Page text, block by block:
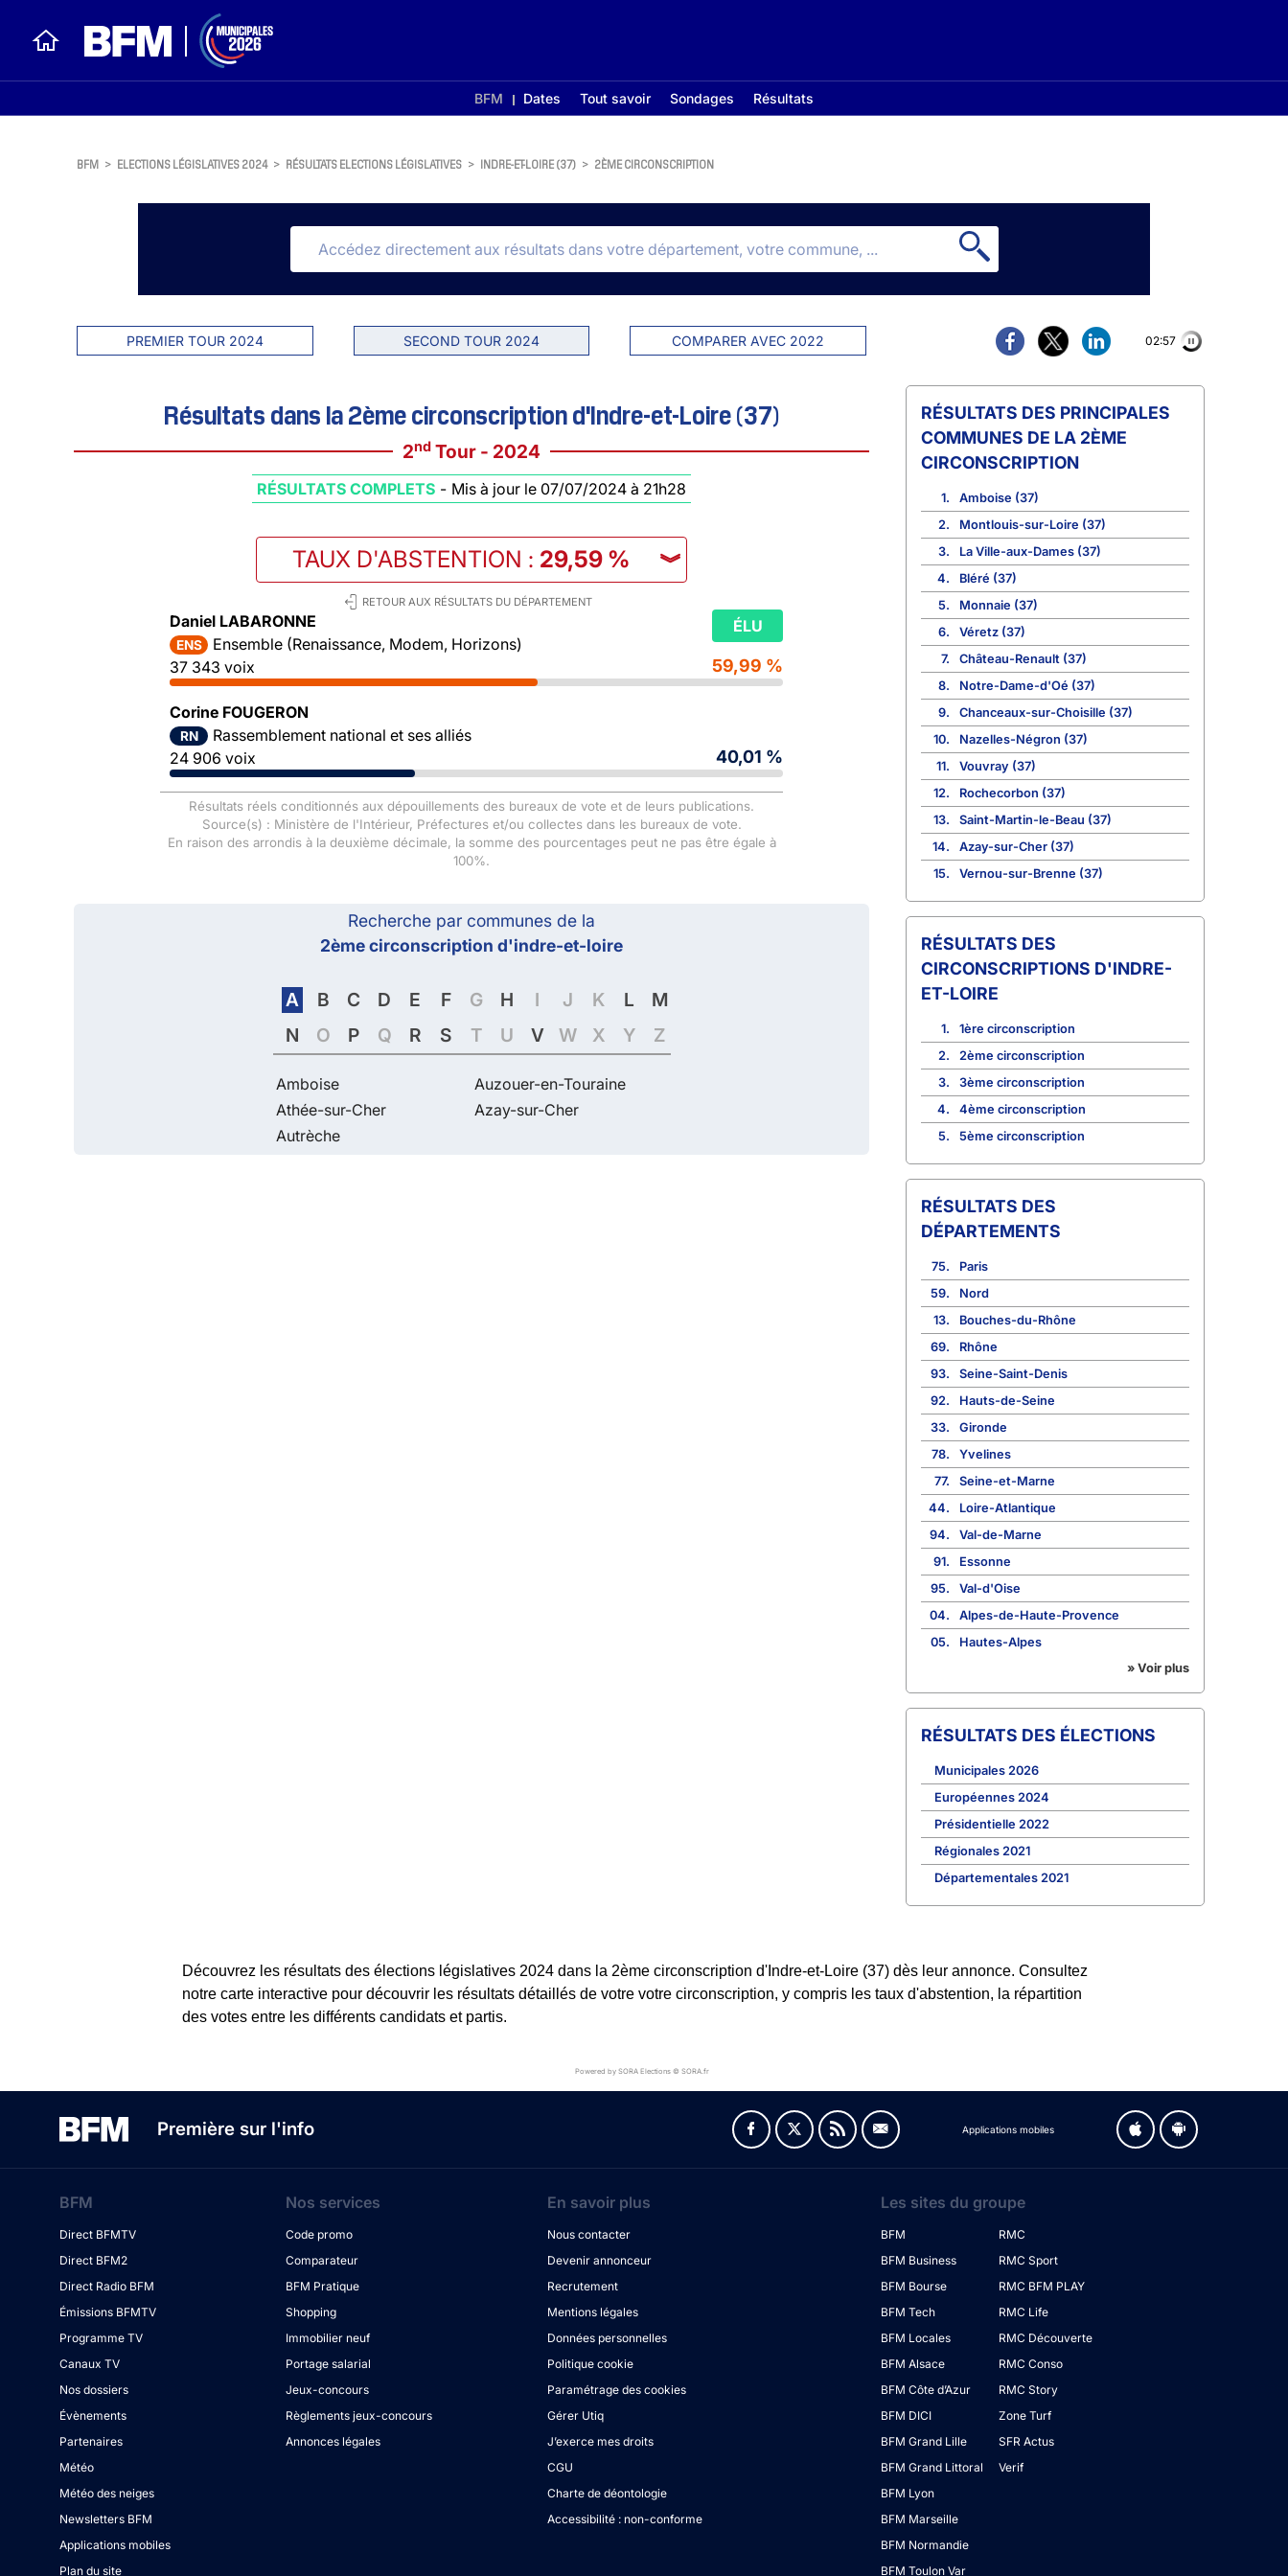
BFM Dates Tout savoir Sondages Résultats
BFM > ELECTIONS LÉGISLATIVES 2024 > RÉSULTATS ELECTIONS LÉGISLATIVES > INDRE-ET-LOIRE (37) > 2ÈME CIRCONSCRIPTION
PREMIER TOUR 2024 SECOND TOUR 2024 COMPARER AVEC 2022 02:56
Résultats dans la 2ème circonscription d'Indre-et-Loire (37)
2nd Tour - 2024
RÉSULTATS COMPLETS - Mis à jour le 07/07/2024 à 21h28
TAUX D'ABSTENTION : 29,59 % ︾
RETOUR AUX RÉSULTATS DU DÉPARTEMENT
Daniel LABARONNE
ENS
Ensemble (Renaissance, Modem, Horizons)
37 343 voix
ÉLU
59,99 %
Corine FOUGERON
RN
Rassemblement national et ses alliés
24 906 voix
40,01 %
Résultats réels conditionnés aux dépouillements des bureaux de vote et de leurs publications.
Source(s) : Ministère de l'Intérieur, Préfectures et/ou collectes dans les bureaux de vote.
En raison des arrondis à la deuxième décimale, la somme des pourcentages peut ne pas être égale à
100%.
Recherche par communes de la
2ème circonscription d'indre-et-loire
A B C D E F G H I J K L
M
N
O P Q R S T U V W X Y Z
Amboise
Athée-sur-Cher
Autrèche
Auzouer-en-Touraine
Azay-sur-Cher
PRINCIPALES
COMMUNES DE LA 2ÈME
CIRCONSCRIPTION
1.
Amboise (37)
2.
Montlouis-sur-Loire (37)
3.
La Ville-aux-Dames (37)
4.
Bléré (37)
5.
Monnaie (37)
6.
Véretz (37)
7.
Château-Renault (37)
8.
Notre-Dame-d'Oé (37)
9.
Chanceaux-sur-Choisille (37)
10.
Nazelles-Négron (37)
11.
Vouvray (37)
12.
Rochecorbon (37)
13.
Saint-Martin-le-Beau (37)
14.
Azay-sur-Cher (37)
15.
Vernou-sur-Brenne (37)
CIRCONSCRIPTIONS D'INDRE-
ET-LOIRE
1.
1ère circonscription
2.
2ème circonscription
3.
3ème circonscription
4.
4ème circonscription
5.
5ème circonscription
RÉSULTATS DES
DÉPARTEMENTS
75.
Paris
59.
Nord
13.
Bouches-du-Rhône
69.
Rhône
93.
Seine-Saint-Denis
92.
Hauts-de-Seine
33.
Gironde
78.
Yvelines
77.
Seine-et-Marne
44.
Loire-Atlantique
94.
Val-de-Marne
91.
Essonne
95.
Val-d'Oise
04.
Alpes-de-Haute-Provence
05.
Hautes-Alpes
» Voir plus
RÉSULTATS DES ÉLECTIONS
Municipales 2026
Européennes 2024
Présidentielle 2022
Régionales 2021
Départementales 2021
Découvrez les résultats des élections législatives 2024 dans la 2ème circonscription d'Indre-et-Loire (37) dès leur annonce. Consultez
notre carte interactive pour découvrir les résultats détaillés de votre votre circonscription, y compris les taux d'abstention, la répartition
des votes entre les différents candidats et partis.
Powered by SORA Elections © SORA.fr
Première sur l'info Applications mobiles
BFM
Direct BFMTV
Direct BFM2
Direct Radio BFM
Émissions BFMTV
Programme TV
Canaux TV
Nos dossiers
Évènements
Partenaires
Météo
Météo des neiges
Newsletters BFM
Applications mobiles
Plan du site
Nos services
Code promo
Comparateur
BFM Pratique
Shopping
Immobilier neuf
Portage salarial
Jeux-concours
Règlements jeux-concours
Annonces légales
En savoir plus
Nous contacter
Devenir annonceur
Recrutement
Mentions légales
Données personnelles
Politique cookie
Paramétrage des cookies
Gérer Utiq
J’exerce mes droits
CGU
Charte de déontologie
Accessibilité : non-conforme
Les sites du groupe
BFM
BFM Business
BFM Bourse
BFM Tech
BFM Locales
BFM Alsace
BFM Côte d’Azur
BFM DICI
BFM Grand Lille
BFM Grand Littoral
BFM Lyon
BFM Marseille
BFM Normandie
BFM Toulon Var
RMC
RMC Sport
RMC BFM PLAY
RMC Life
RMC Découverte
RMC Conso
RMC Story
Zone Turf
SFR Actus
Verif